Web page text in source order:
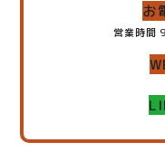
お
営業時間